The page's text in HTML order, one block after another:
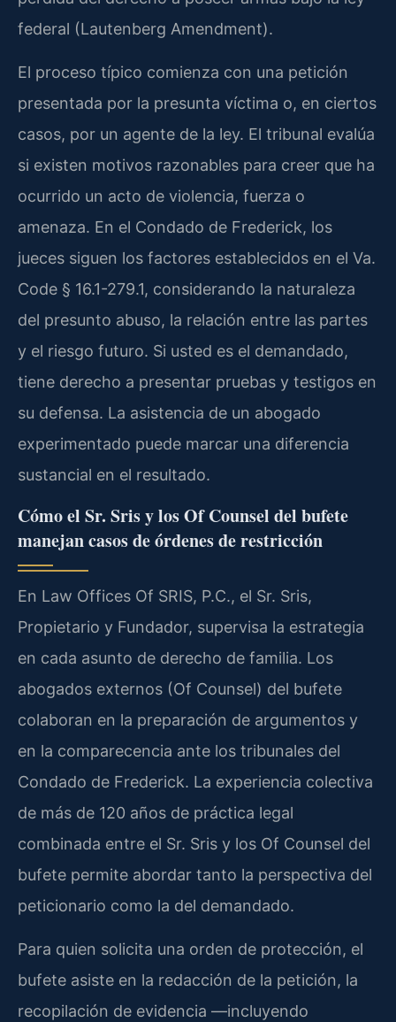
federal (Lautenberg Amendment).
El proceso típico comienza con una petición
presentada por la presunta víctima o, en ciertos
casos, por un agente de la ley. El tribunal evalúa
si existen motivos razonables para creer que ha
ocurrido un acto de violencia, fuerza o
amenaza. En el Condado de Frederick, los
jueces siguen los factores establecidos en el Va.
Code § 16.1-279.1, considerando la naturaleza
del presunto abuso, la relación entre las partes
y el riesgo futuro. Si usted es el demandado,
tiene derecho a presentar pruebas y testigos en
su defensa. La asistencia de un abogado
experimentado puede marcar una diferencia
sustancial en el resultado.
Cómo el Sr. Sris y los Of Counsel del bufete
manejan casos de órdenes de restricción
En Law Offices Of SRIS, P.C., el Sr. Sris,
Propietario y Fundador, supervisa la estrategia
en cada asunto de derecho de familia. Los
abogados externos (Of Counsel) del bufete
colaboran en la preparación de argumentos y
en la comparecencia ante los tribunales del
Condado de Frederick. La experiencia colectiva
de más de 120 años de práctica legal
combinada entre el Sr. Sris y los Of Counsel del
bufete permite abordar tanto la perspectiva del
peticionario como la del demandado.
Para quien solicita una orden de protección, el
bufete asiste en la redacción de la petición, la
recopilación de evidencia —incluyendo